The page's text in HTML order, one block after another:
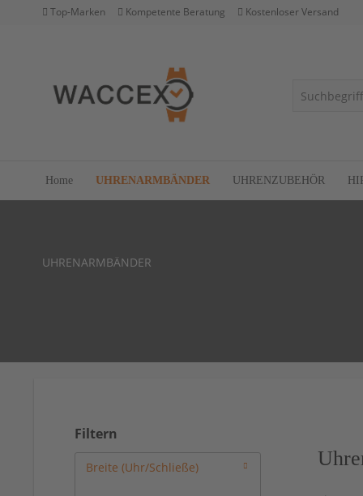
Top-Marken Kompetente Beratung Kostenloser Versand
Home UHRENARMBÄNDER UHRENZUBEHÖR
UHRENARMBÄNDER
Filtern